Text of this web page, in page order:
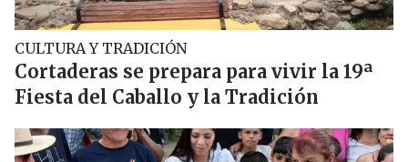
CULTURA Y TRADICIÓN
Cortaderas se prepara para vivir la 19ª
Fiesta del Caballo y la Tradición